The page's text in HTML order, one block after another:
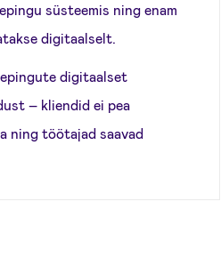
süsteemis ning enam
digitaalselt.
digitaalset
– kliendid ei pea
ning töötajad saavad